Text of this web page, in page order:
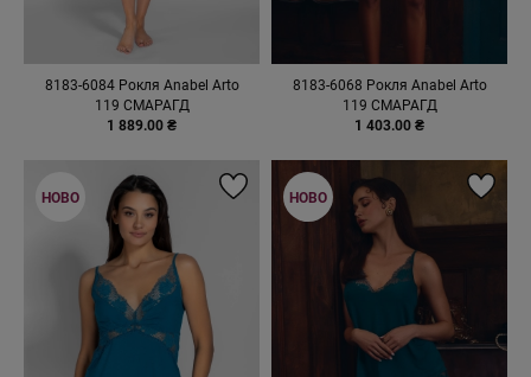
8183-6084 Рокля Anabel Arto
119 СМАРАГД
1 889.00 ₴
8183-6068 Рокля Anabel Arto
119 СМАРАГД
1 403.00 ₴
НОВО НОВО